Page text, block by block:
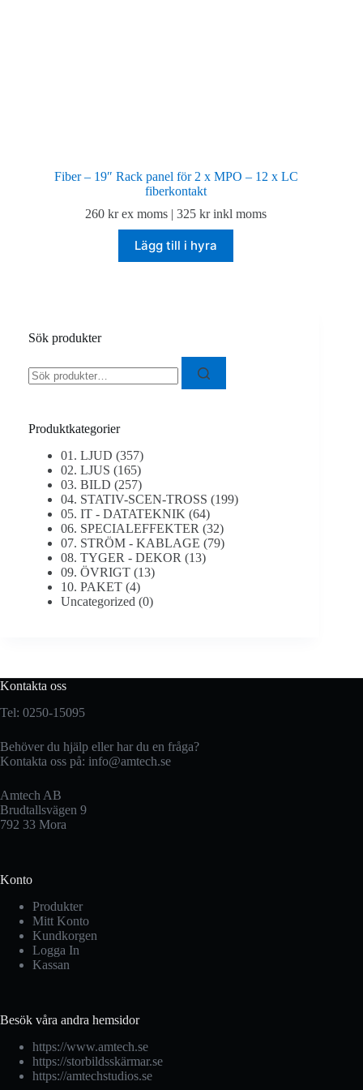
Fiber – 19″ Rack panel för 2 x MPO – 12 x LC
fiberkontakt
260krex moms |325krinkl moms
Lägg till i hyra
Sök produkter
efter:
Produktkategorier
01. LJUD (357)
02. LJUS (165)
03. BILD (257)
04. STATIV-SCEN-TROSS (199)
05. IT - DATATEKNIK (64)
06. SPECIALEFFEKTER (32)
07. STRÖM - KABLAGE (79)
08. TYGER - DEKOR (13)
09. ÖVRIGT (13)
10. PAKET (4)
Uncategorized (0)
Kontakta oss
Tel: 0250-15095
Behöver du hjälp eller har du en fråga?
Kontakta oss på: info@amtech.se
Amtech AB
Brudtallsvägen 9
792 33 Mora
Konto
Produkter
Mitt Konto
Kundkorgen
Logga In
Kassan
Besök våra andra hemsidor
https://www.amtech.se
https://storbildsskärmar.se
https://amtechstudios.se